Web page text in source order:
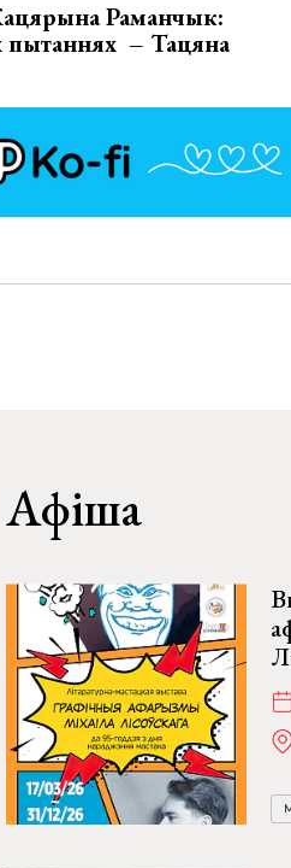
Раманчык:
пытаннях – Тацяна
Афіша